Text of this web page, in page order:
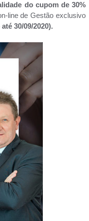
do cupom de 30%
line de Gestão exclusivo
30/09/2020).